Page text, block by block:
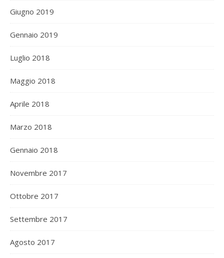
Giugno 2019
Gennaio 2019
Luglio 2018
Maggio 2018
Aprile 2018
Marzo 2018
Gennaio 2018
Novembre 2017
Ottobre 2017
Settembre 2017
Agosto 2017